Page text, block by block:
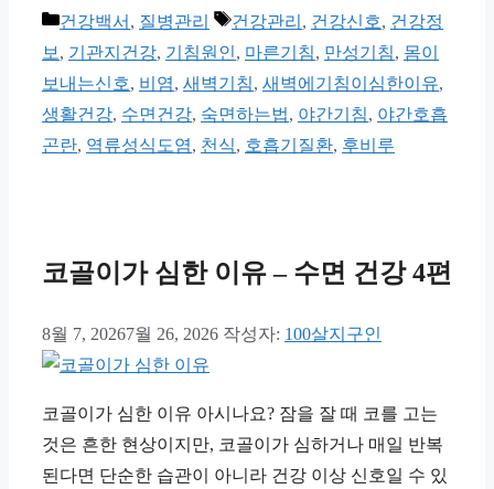
카
테
고
리
건강백서 , 질병관리
태
그
건강관리 , 건강신호, 건강정
보 , 기관지건강, 기침원인, 마른기침, 만성기침, 몸이
보내는신호, 비염, 새벽기침, 새벽에기침이심한이유,
생활건강, 수면건강, 숙면하는법, 야간기침, 야간호흡
곤란, 역류성식도염, 천식, 호흡기질환, 후비루
코골이가 심한 이유 – 수면 건강 4편
8월 7, 20267월 26, 2026 작성자: 100살지구인
코골이가 심한 이유 아시나요? 잠을 잘 때 코를 고는
것은 흔한 현상이지만, 코골이가 심하거나 매일 반복
된다면 단순한 습관이 아니라 건강 이상 신호일 수 있